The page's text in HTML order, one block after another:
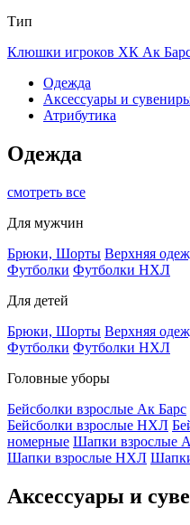
Тип
Клюшки игроков ХК Ак
Одежда
Аксессуары и
Атрибутика
Одежда
смотреть все
Для мужчин
Брюки, Шорты Верхняя
Футболки Футболки НХЛ
Для детей
Брюки, Шорты Верхняя
Футболки Футболки НХЛ
Головные уборы
Бейсболки взрослые Ак Барс
Бейсболки взрослые НХЛ
номерные Шапки взрослые
Шапки взрослые НХЛ
Аксессуары и